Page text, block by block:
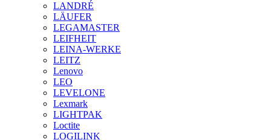
LANDRÉ
LÄUFER
LEGAMASTER
LEIFHEIT
LEINA-WERKE
LEITZ
Lenovo
LEO
LEVELONE
Lexmark
LIGHTPAK
Loctite
LOGILINK